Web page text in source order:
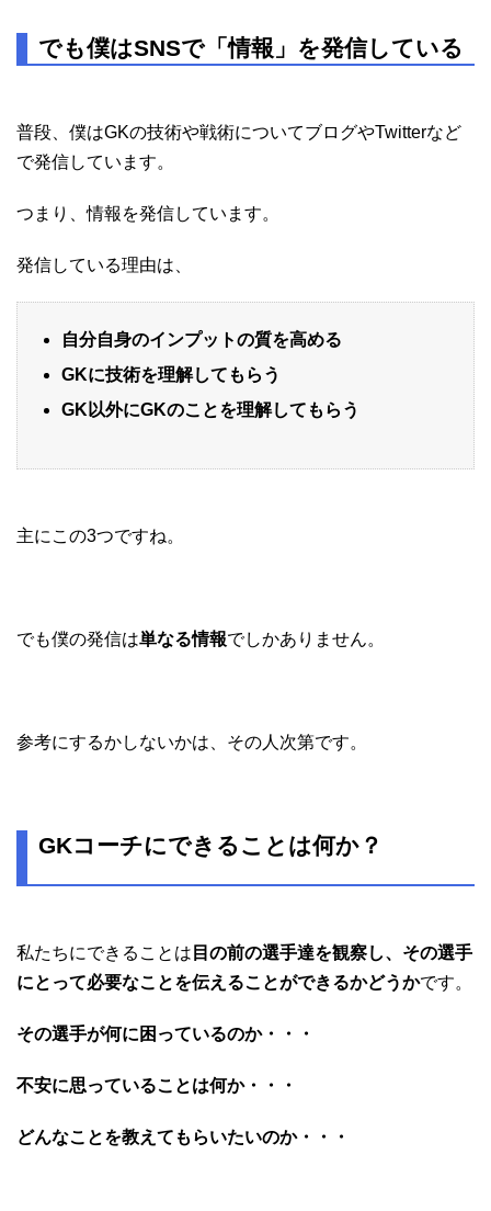
でも僕はSNSで「情報」を発信している
普段、僕はGKの技術や戦術についてブログやTwitterなど
で発信しています。
つまり、情報を発信しています。
発信している理由は、
自分自身のインプットの質を高める
GKに技術を理解してもらう
GK以外にGKのことを理解してもらう
主にこの3つですね。
でも僕の発信は単なる情報でしかありません。
参考にするかしないかは、その人次第です。
GKコーチにできることは何か？
私たちにできることは 目の前の選手達を観察し、その選手
にとって必要なことを伝えることができるかどうかです。
その選手が何に困っているのか・・・
不安に思っていることは何か・・・
どんなことを教えてもらいたいのか・・・